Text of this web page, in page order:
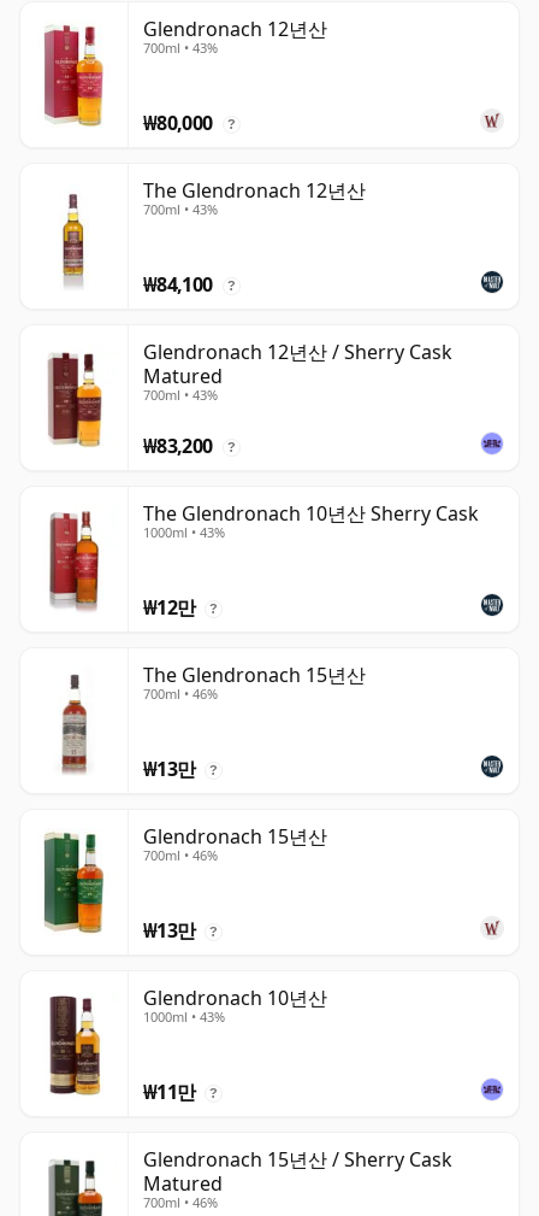
Glendronach 12년산
700ml • 43%
₩80,000 ?
The Glendronach 12년산
700ml • 43%
₩84,100 ?
Glendronach 12년산 / Sherry Cask
Matured
700ml • 43%
₩83,200 ?
The Glendronach 10년산 Sherry Cask
1000ml • 43%
₩12만 ?
The Glendronach 15년산
700ml • 46%
₩13만 ?
Glendronach 15년산
700ml • 46%
₩13만 ?
Glendronach 10년산
1000ml • 43%
₩11만 ?
Glendronach 15년산 / Sherry Cask
Matured
700ml • 46%